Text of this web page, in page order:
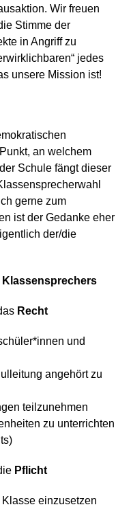
Wir freuen
Stimme der
in Angriff zu
jedes
unsere Mission ist!
an welchem
Schule fängt dieser
gerne zum
ist der Gedanke eher
der/die
Klassensprechers
Recht
und
angehört zu
teilzunehmen
zu unterrichten
Pflicht
einzusetzen